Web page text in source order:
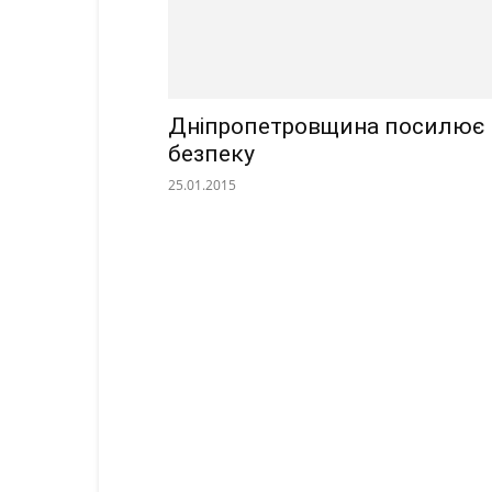
Дніпропетровщина посилює
безпеку
25.01.2015